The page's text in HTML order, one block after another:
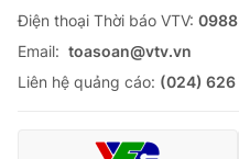
Ðiện thoại Thời báo VTV: 0988
Email: toasoan@vtv.vn
Liên hệ quảng cáo: (024) 626